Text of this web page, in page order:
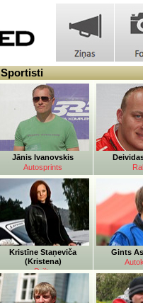
Sportisti
Jānis Ivanovskis
Autosprints
Kristīne Staņeviča
(Kristena)
Drifts
Gints